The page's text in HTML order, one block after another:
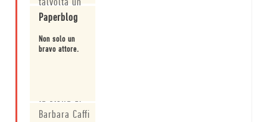
talvolta un
retrogusto
ancora
acerbo,
la stoffa di
un autore
Paperblog
Non solo un
bravo attore.
Barbara Caffi